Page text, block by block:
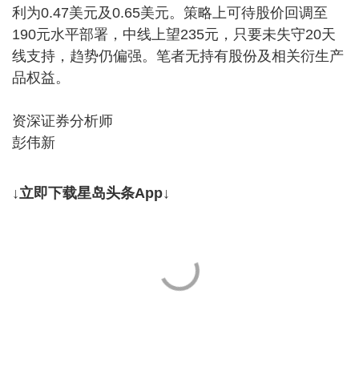
利为0.47美元及0.65美元。策略上可待股价回调至
190元水平部署，中线上望235元，只要未失守20天
线支持，趋势仍偏强。笔者无持有股份及相关衍生产
品权益。
资深证券分析师
彭伟新
↓立即下载星岛头条App↓